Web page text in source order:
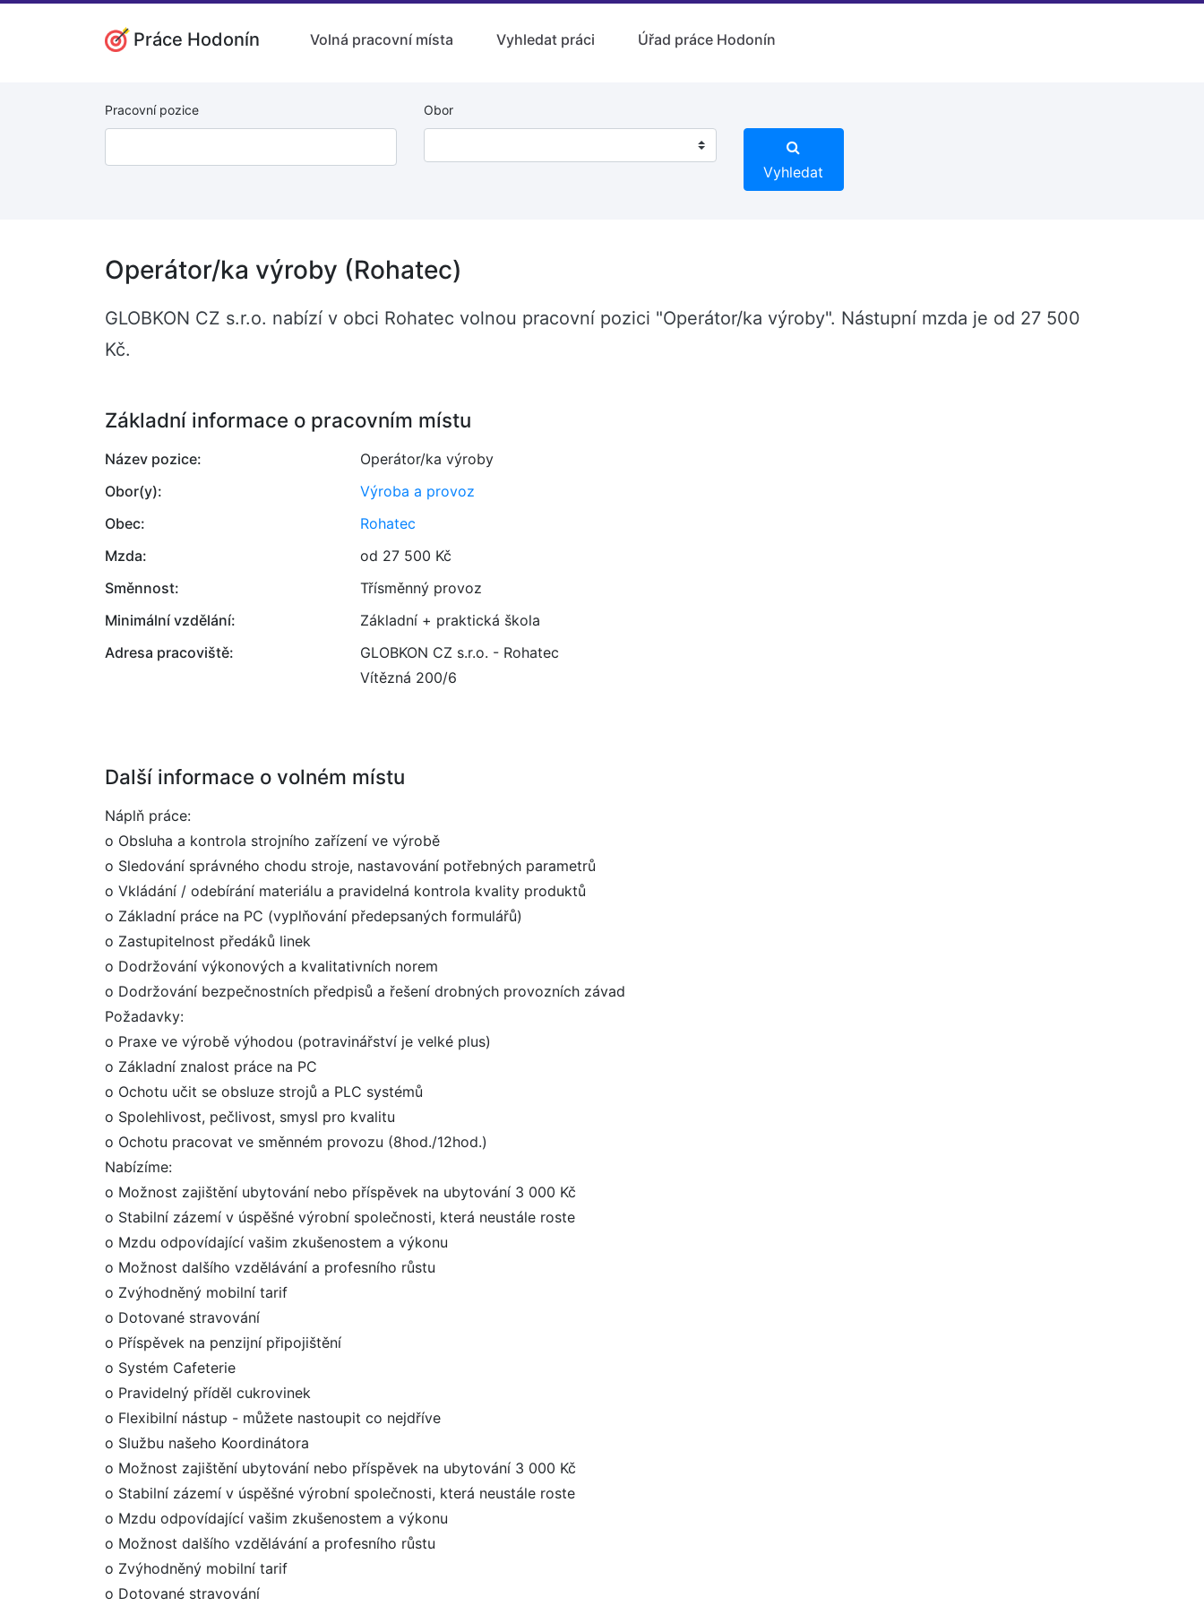
Práce Hodonín Volná pracovní místa Vyhledat práci Úřad práce Hodonín
Pracovní pozice Obor
Vyhledat
Operátor/ka výroby (Rohatec)
GLOBKON CZ s.r.o. nabízí v obci Rohatec volnou pracovní pozici "Operátor/ka výroby". Nástupní mzda je od 27 500
Kč.
Základní informace o pracovním místu
Název pozice:
Operátor/ka výroby
Obor(y):
Výroba a provoz
Obec:
Rohatec
Mzda:
od 27 500 Kč
Směnnost:
Třísměnný provoz
Minimální vzdělání:
Základní + praktická škola
Adresa pracoviště:
GLOBKON CZ s.r.o. - Rohatec
Vítězná 200/6
Další informace o volném místu
Náplň práce:
o Obsluha a kontrola strojního zařízení ve výrobě
o Sledování správného chodu stroje, nastavování potřebných parametrů
o Vkládání / odebírání materiálu a pravidelná kontrola kvality produktů
o Základní práce na PC (vyplňování předepsaných formulářů)
o Zastupitelnost předáků linek
o Dodržování výkonových a kvalitativních norem
o Dodržování bezpečnostních předpisů a řešení drobných provozních závad
Požadavky:
o Praxe ve výrobě výhodou (potravinářství je velké plus)
o Základní znalost práce na PC
o Ochotu učit se obsluze strojů a PLC systémů
o Spolehlivost, pečlivost, smysl pro kvalitu
o Ochotu pracovat ve směnném provozu (8hod./12hod.)
Nabízíme:
o Možnost zajištění ubytování nebo příspěvek na ubytování 3 000 Kč
o Stabilní zázemí v úspěšné výrobní společnosti, která neustále roste
o Mzdu odpovídající vašim zkušenostem a výkonu
o Možnost dalšího vzdělávání a profesního růstu
o Zvýhodněný mobilní tarif
o Dotované stravování
o Příspěvek na penzijní připojištění
o Systém Cafeterie
o Pravidelný příděl cukrovinek
o Flexibilní nástup - můžete nastoupit co nejdříve
o Službu našeho Koordinátora
o Možnost zajištění ubytování nebo příspěvek na ubytování 3 000 Kč
o Stabilní zázemí v úspěšné výrobní společnosti, která neustále roste
o Mzdu odpovídající vašim zkušenostem a výkonu
o Možnost dalšího vzdělávání a profesního růstu
o Zvýhodněný mobilní tarif
o Dotované stravování